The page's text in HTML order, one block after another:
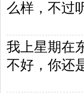
么样，不过
我上星期在
不好，你还